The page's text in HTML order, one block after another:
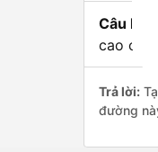
Câu hỏi:
cao cấp
Trả lời:
đường